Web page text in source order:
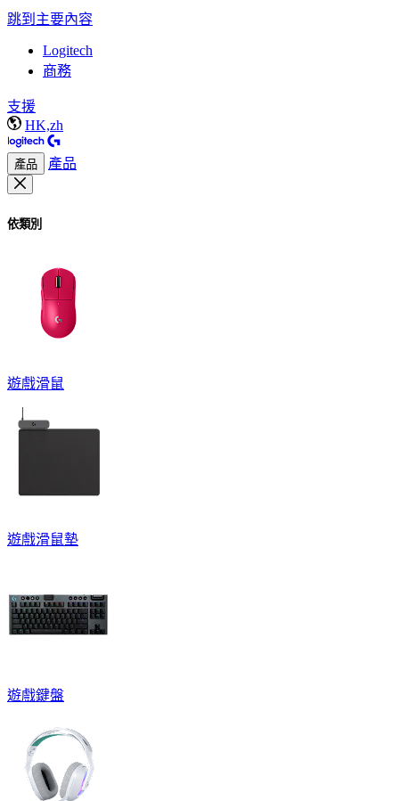
跳到主要內容
Logitech
商務
支援
HK,zh
產品 產品
依類別
遊戲滑鼠
遊戲滑鼠墊
遊戲鍵盤